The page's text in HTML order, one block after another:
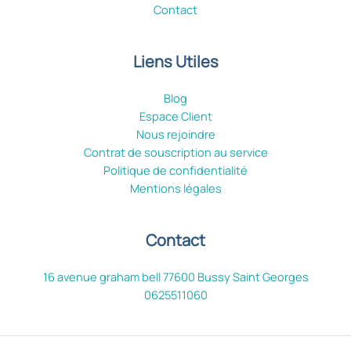
Contact
Liens Utiles
Blog
Espace Client
Nous rejoindre
Contrat de souscription au service
Politique de confidentialité
Mentions légales
Contact
16 avenue graham bell 77600 Bussy Saint Georges
0625511060